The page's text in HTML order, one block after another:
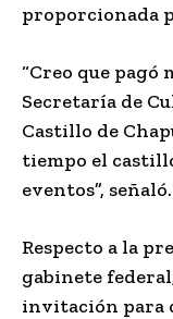
proporcionada
“Creo que pagó
Secretaría de
Castillo de
tiempo el
eventos”, señaló.
Respecto a la
gabinete
invitación para